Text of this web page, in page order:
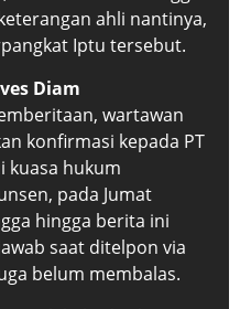
ahli nantinya,
Iptu tersebut.
Diam
wartawan
konfirmasi kepada PT
kuasa hukum
pada Jumat
hingga berita ini
saat ditelpon via
belum membalas.